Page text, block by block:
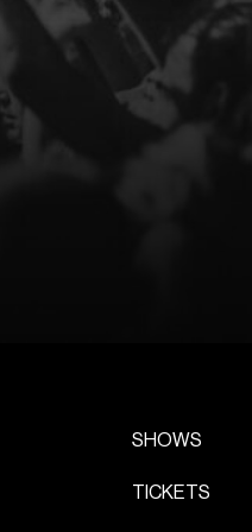
SHOWS
TICKETS